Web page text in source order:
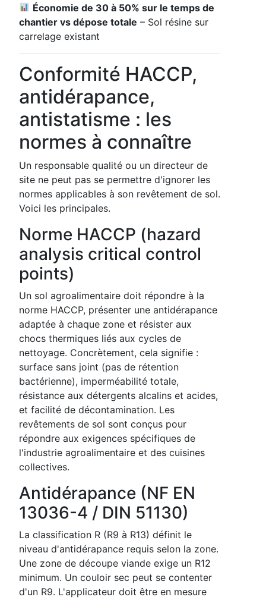
Économie de 30 à 50% sur le temps de
chantier vs dépose totale – Sol résine sur
carrelage existant
Conformité HACCP,
antidérapance,
antistatisme : les
normes à connaître
Un responsable qualité ou un directeur de
site ne peut pas se permettre d'ignorer les
normes applicables à son revêtement de sol.
Voici les principales.
Norme HACCP (hazard
analysis critical control
points)
Un sol agroalimentaire doit répondre à la
norme HACCP, présenter une antidérapance
adaptée à chaque zone et résister aux
chocs thermiques liés aux cycles de
nettoyage. Concrètement, cela signifie :
surface sans joint (pas de rétention
bactérienne), imperméabilité totale,
résistance aux détergents alcalins et acides,
et facilité de décontamination. Les
revêtements de sol sont conçus pour
répondre aux exigences spécifiques de
l'industrie agroalimentaire et des cuisines
collectives.
Antidérapance (NF EN
13036-4 / DIN 51130)
La classification R (R9 à R13) définit le
niveau d'antidérapance requis selon la zone.
Une zone de découpe viande exige un R12
minimum. Un couloir sec peut se contenter
d'un R9. L'applicateur doit être en mesure